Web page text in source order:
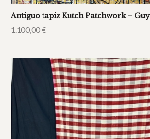
Antiguo tapiz Kutch Patchwork –
1.100,00€